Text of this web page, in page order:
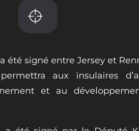
été signé entre Jersey et
aux insulaires
et au